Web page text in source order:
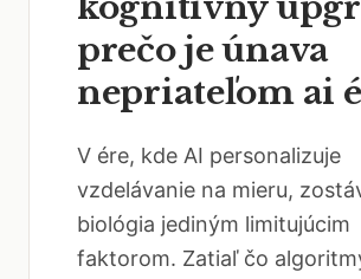
prečo je únava
nepriateľom ai
V ére, kde AI personalizuje
vzdelávanie na mieru,
biológia jediným limitujúcim
faktorom. Zatiaľ čo